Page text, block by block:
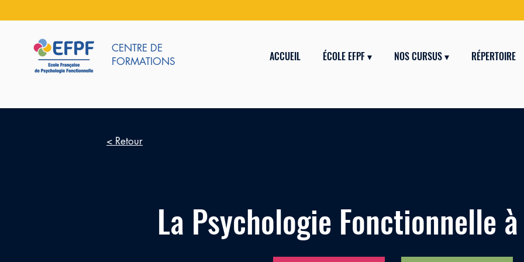
CENTRE DE
FORMATIONS
ACCUEIL ÉCOLE EFPF ▾ NOS CURSUS ▾ RÉPERTOIRE
< Retour
La Psychologie Fonctionnelle